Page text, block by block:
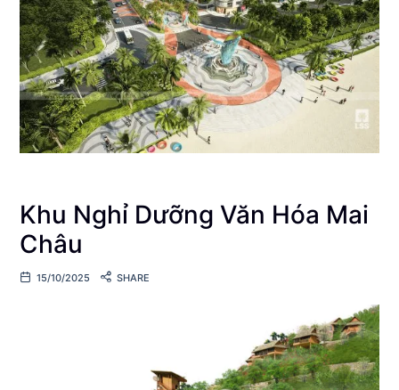
Khu Nghỉ Dưỡng Văn Hóa Mai
Châu
15/10/2025 SHARE